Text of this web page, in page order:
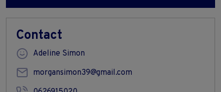
Contact
Adeline Simon
morgansimon39@gmail.com